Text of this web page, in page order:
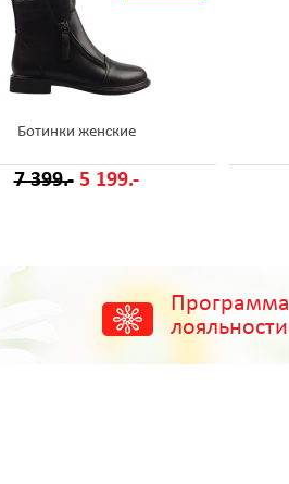
Ботинки женские
7 399.- 5 199.-
Программа
лояльности